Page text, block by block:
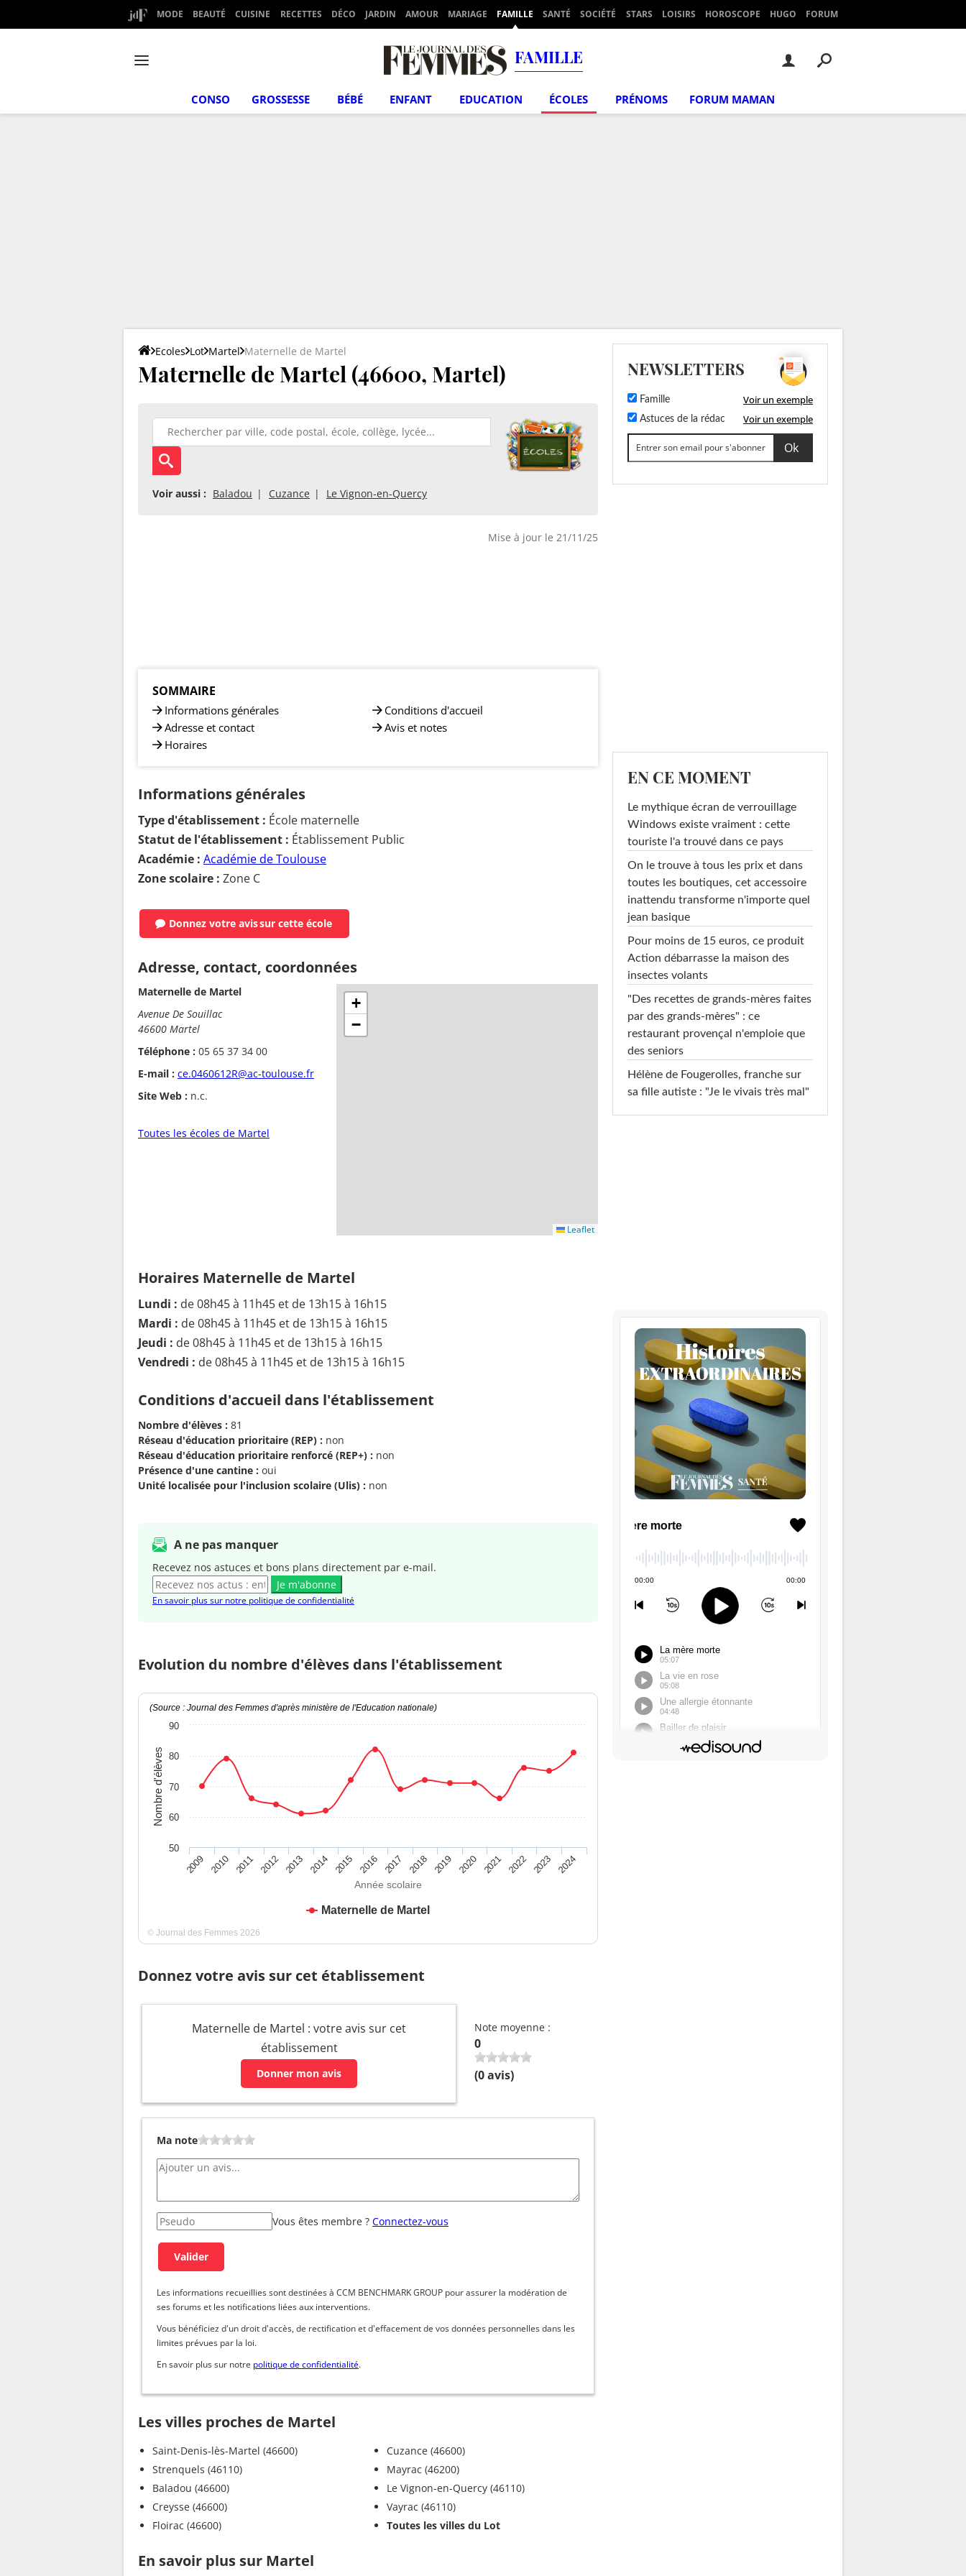
MODE BEAUTÉ CUISINE RECETTES DÉCO JARDIN AMOUR MARIAGE FAMILLE SANTÉ SOCIÉTÉ STARS LOISIRS HOROSCOPE HUGO FORUM
FAMILLE
CONSO GROSSESSE BÉBÉ ENFANT EDUCATION ÉCOLES PRÉNOMS FORUM MAMAN
Ecoles Lot Martel Maternelle de Martel
Maternelle de Martel (46600, Martel)
Voir aussi : Baladou Cuzance Le Vignon-en-Quercy
Mise à jour le 21/11/25
SOMMAIRE
Informations générales
Adresse et contact
Horaires
Conditions d'accueil
Avis et notes
Informations générales
Type d'établissement : École maternelle
Statut de l'établissement : Établissement Public
Académie : Académie de Toulouse
Zone scolaire : Zone C
Donnez votre avissur cette école
Adresse, contact, coordonnées
Maternelle de Martel
Avenue De Souillac
46600 Martel
Téléphone : 05 65 37 34 00
E-mail : ce.0460612R@ac-toulouse.fr
Site Web : n.c.
Toutes les écoles de Martel
+
−
Leaflet
Horaires Maternelle de Martel
Lundi : de 08h45 à 11h45 et de 13h15 à 16h15
Mardi : de 08h45 à 11h45 et de 13h15 à 16h15
Jeudi : de 08h45 à 11h45 et de 13h15 à 16h15
Vendredi : de 08h45 à 11h45 et de 13h15 à 16h15
Conditions d'accueil dans l'établissement
Nombre d'élèves : 81
Réseau d'éducation prioritaire (REP) : non
Réseau d'éducation prioritaire renforcé (REP+) : non
Présence d'une cantine : oui
Unité localisée pour l'inclusion scolaire (Ulis) : non
A ne pas manquer
Recevez nos astuces et bons plans directement par e-mail.
Je m'abonne
En savoir plus sur notre politique de confidentialité
Evolution du nombre d'élèves dans l'établissement
Année scolaire
Nombre d'élèves
(Source : Journal des Femmes d'après ministère de l'Education nationale)
Maternelle de Martel
2009 2010 2011 2012 2013 2014 2015 2016 2017 2018 2019 2020 2021 2022 2023 2024
50
60
70
80
90
© Journal des Femmes 2026
Donnez votre avis sur cet établissement
Maternelle de Martel : votre avis sur cet
établissement
Donner mon avis
Note moyenne :
0
(0avis)
Ma note
Vous êtes membre ? Connectez-vous
Les informations recueillies sont destinées à CCM BENCHMARK GROUP pour assurer la modération de
ses forums et les notifications liées aux interventions.
Vous bénéficiez d'un droit d'accès, de rectification et d'effacement de vos données personnelles dans les
limites prévues par la loi.
En savoir plus sur notre politique de confidentialité.
Les villes proches de Martel
Saint-Denis-lès-Martel (46600)
Strenquels (46110)
Baladou (46600)
Creysse (46600)
Floirac (46600)
Cuzance (46600)
Mayrac (46200)
Le Vignon-en-Quercy (46110)
Vayrac (46110)
Toutes les villes du Lot
En savoir plus sur Martel
NEWSLETTERS
Famille Voir un exemple
Astuces de la rédac Voir un exemple
EN CE MOMENT
Le mythique écran de verrouillage
Windows existe vraiment : cette
touriste l'a trouvé dans ce pays
On le trouve à tous les prix et dans
toutes les boutiques, cet accessoire
inattendu transforme n'importe quel
jean basique
Pour moins de 15 euros, ce produit
Action débarrasse la maison des
insectes volants
"Des recettes de grands-mères faites
par des grands-mères" : ce
restaurant provençal n'emploie que
des seniors
Hélène de Fougerolles, franche sur
sa fille autiste : "Je le vivais très mal"